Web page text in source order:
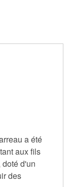
a été
aux fils
d'un
des